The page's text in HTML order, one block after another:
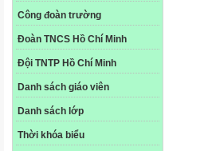
Công đoàn trường
Đoàn TNCS Hồ Chí Minh
Đội TNTP Hồ Chí Minh
Danh sách giáo viên
Danh sách lớp
Thời khóa biểu